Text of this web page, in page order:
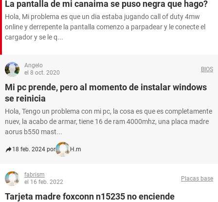
La pantalla de mi canaima se puso negra que hago?
Hola, Mi problema es que un dia estaba jugando call of duty 4mw
online y derrepente la pantalla comenzo a parpadear y le conecte el
cargador y se le q...
Angelo
el 8 oct. 2020
BIOS
Mi pc prende, pero al momento de instalar windows
se reinicia
Hola, Tengo un problema con mi pc, la cosa es que es completamente
nuev, la acabo de armar, tiene 16 de ram 4000mhz, una placa madre
aorus b550 mast...
18 feb. 2024 por H.m
fabrism
el 16 feb. 2022
Placas base
Tarjeta madre foxconn n15235 no enciende